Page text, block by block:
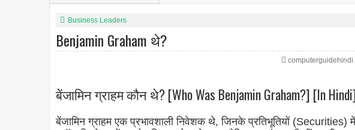
Business Leaders
Benjamin Graham थे?
computerguidehindi
बेंजामिन ग्राहम कौन थे? [Who Was Benjamin Graham?] [In
बेंजामिन ग्राहम एक प्रभावशाली निवेशक थे, जिनके प्रतिभूतियों (Securities) में